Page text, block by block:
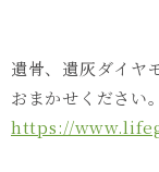
遺骨、遺灰ダイヤ
おまかせください。
https://